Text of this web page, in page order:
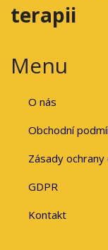
terapii
Menu
O nás
Obchodní
Zásady
GDPR
Kontakt